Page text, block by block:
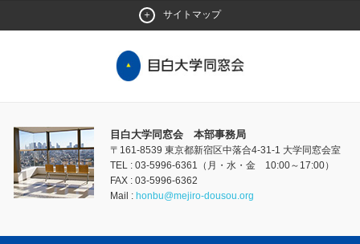
サイトマップ
目白大学同窓会 本部事務局
〒161-8539 東京都新宿区中落合4-31-1 大学同窓会室
TEL : 03-5996-6361（月・水・金 10:00～17:00）
FAX : 03-5996-6362
Mail : honbu@mejiro-dousou.org